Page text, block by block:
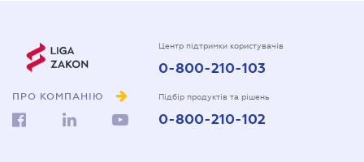
ПРО КОМПАНІЮ
Центр підтримки користувачів
0-800-210-103
Підбір продуктів та рішень
0-800-210-102